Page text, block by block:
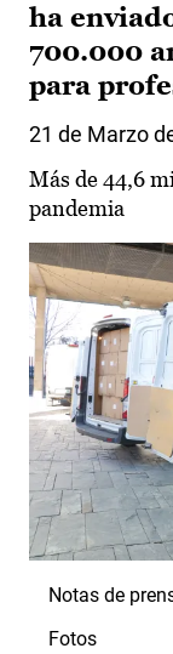
ha
700.000
para
21 de Marzo
Más de 44,6
pandemia
Notas de
Fotos